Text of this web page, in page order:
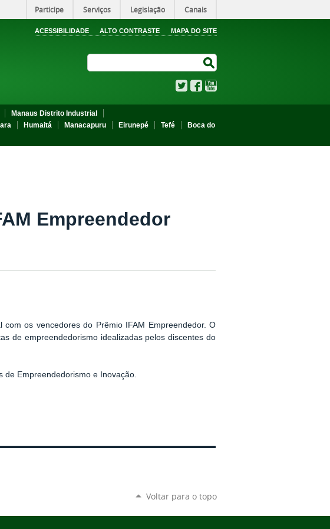
Participe Serviços Legislação Canais
ACESSIBILIDADE ALTO CONTRASTE MAPA DO SITE
TwitterFacebook
Manaus Distrito Industrial
Humaitá Manacapuru Eirunepé Tefé
Boca do
Empreendedor
os vencedores do Prêmio IFAM Empreendedor. O
de empreendedorismo idealizadas pelos discentes do
Empreendedorismo e Inovação.
Voltar para o topo